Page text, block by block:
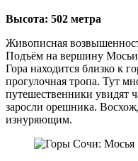
Высота: 502 метра
Живописная
Подъём на вершину
Гора находится близко к
прогулочная тропа. Тут
путешественники увидят
заросли орешника.
изнуряющим.